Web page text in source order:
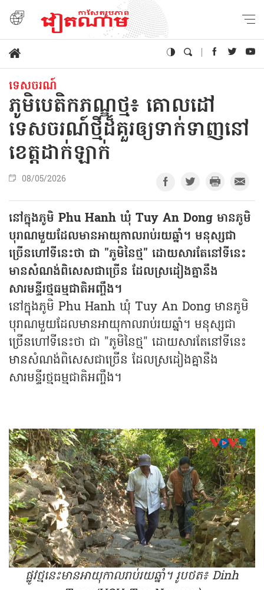
ទេសចរណ៍
ភូមិបេតិកភណ្ឌថ្ម៖ គោលដៅ
ទេសចរណ៍ថ្មីដ៏គួរឲ្យទាក់ទាញនៅ
ខេត្តដាក់ឡាក់
08/05/2026
នៅក្នុងភូមិ Phu Hanh ឃុំ Tuy An Dong មានភូមិ
បុរាណមួយដែលមានអាយុកាលរាប់រយឆ្នាំ។ មនុស្សជា
ច្រើនហៅទីនេះថា ជា "ភូមិនៃថ្ម" ដោយសារតែនៅទីនេះ
មានសំណង់ពិសេសជាច្រើន ដែលស្រដៀងគ្នានឹង
សារមន្ទីរថ្មធម្មជាតិអញ្ចឹង។
នៅក្នុងភូមិ Phu Hanh ឃុំ Tuy An Dong មានភូមិ
បុរាណមួយដែលមានអាយុកាលរាប់រយឆ្នាំ។ មនុស្សជា
ច្រើនហៅទីនេះថា ជា "ភូមិនៃថ្ម" ដោយសារតែនៅទីនេះ
មានសំណង់ពិសេសជាច្រើន ដែលស្រដៀងគ្នានឹង
សារមន្ទីរថ្មធម្មជាតិអញ្ចឹង។
ផ្លូវថ្មនេះមានអាយុកាលរាប់រយឆ្នាំ។ រូបថត៖ Dinh